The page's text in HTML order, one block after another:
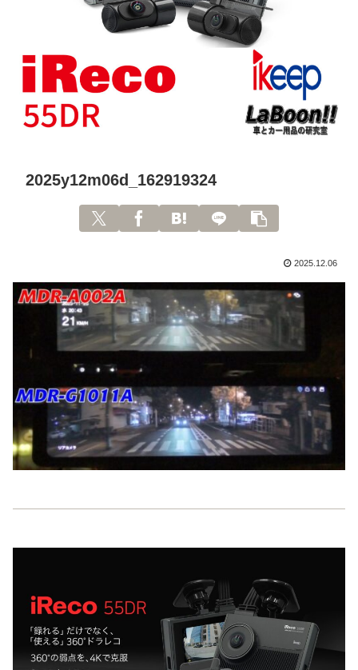
2025y12m06d_162919324
2025.12.06